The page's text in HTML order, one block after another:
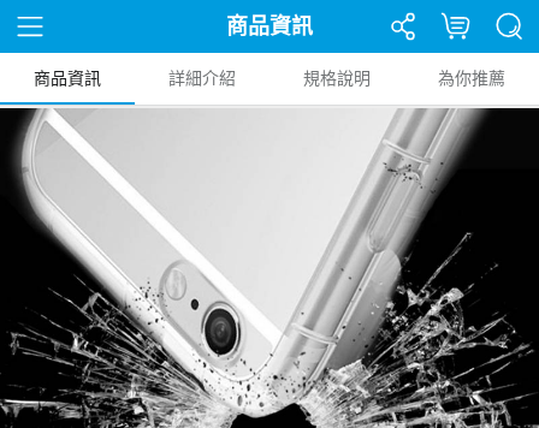
商品資訊
商品資訊 詳細介紹 規格說明 為你推薦